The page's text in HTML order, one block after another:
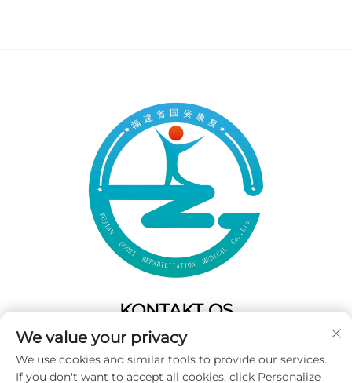
KONTAKT OS
Add: 50 Gaofeng South Lane,West GateFuzhou,Fujian,Kina
Tel:+86-19859128239
We value your privacy
We use cookies and similar tools to provide our services.
If you don't want to accept all cookies, click Personalize